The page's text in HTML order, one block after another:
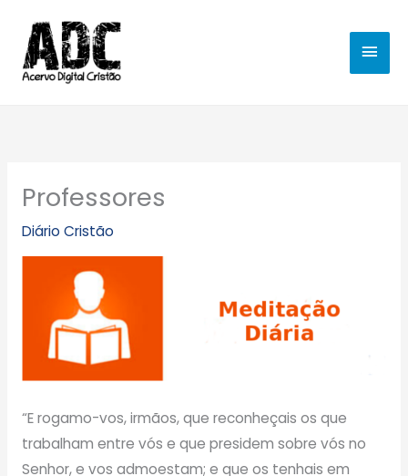
para
conteúdo
Professores
Diário Cristão
“E rogamo-vos, irmãos, que reconheçais os que
trabalham entre vós e que presidem sobre vós no
Senhor, e vos admoestam; e que os tenhais em